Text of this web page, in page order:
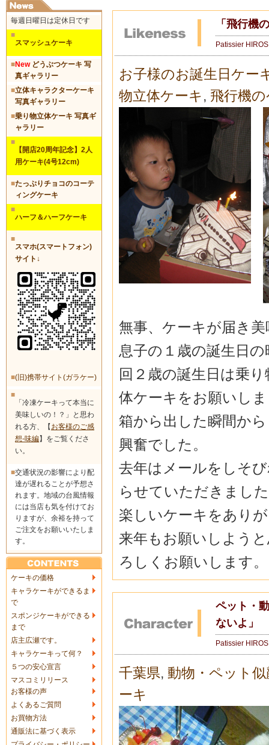
毎週日曜日は定休日です
■
スマッシュケーキ
■Newどうぶつケーキ 写
真ギャラリー
■立体キャラクターケーキ
写真ギャラリー
■乗り物立体ケーキ 写真ギ
ャラリー
■
【開店20周年記念】2人
用ケーキ(4号12cm)
■たっぷりチョコのコーテ
ィングケーキ
■
ハーフ＆ハーフケーキ
■
スマホ(スマートフォン)
サイト↓
■(旧)携帯サイト(ガラケー)
■
「冷凍ケーキって本当に
美味しいの！？」と思わ
れる方、【 お客様のご感
想-味編】をご覧くださ
い。
■交通状況の影響により配
達が遅れることが予想さ
れます。地域の台風情報
には当店も気を付けてお
りますが、余裕を持って
ご注文をお願いいたしま
す。
ケーキの価格
キャラケーキができるま
で
スポンジケーキができる
まで
店主広瀬です。
キャラケーキって何？
５つの安心宣言
マスコミリリース
お客様の声
よくあるご質問
お買物方法
通販法に基づく表示
「飛行機
Patissier
お子様のお誕生日ケー
物立体ケーキ , 飛行機
無事、ケーキが届き
息子の１歳の誕生日
回２歳の誕生日は乗
体ケーキをお願いし
箱から出した瞬間か
興奮でした。
去年はメールをしそ
らせていただきまし
楽しいケーキをあり
来年もお願いしよう
ろしくお願いします
ペット・
ないよ」
Patissier
千葉県, 動物・ペット
ーキ